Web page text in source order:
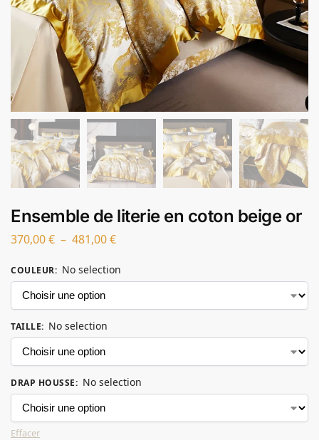
Ensemble de literie en coton beige or
370,00€ – 481,00€
COULEUR: No selection
TAILLE: No selection
DRAP HOUSSE: No selection
Effacer